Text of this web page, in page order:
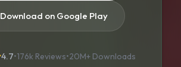
Download on Google Play
4.7•176k Reviews•20M+ Downloads